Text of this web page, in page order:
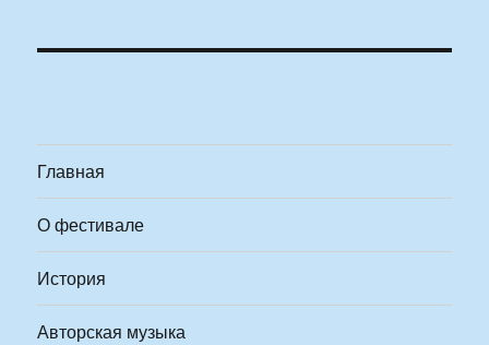
Главная
О фестивале
История
Авторская музыка